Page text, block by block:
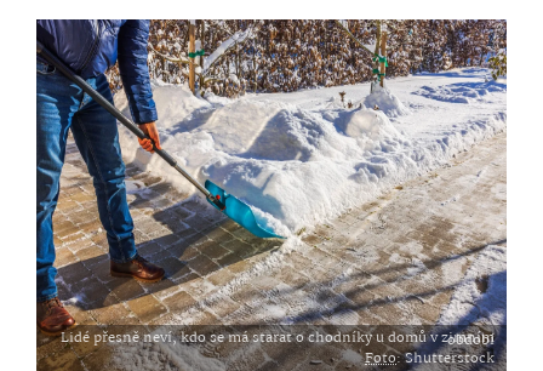
Lidé přesně neví, kdo se má starat o chodníky u domů v zimním období
Foto: Shutterstock